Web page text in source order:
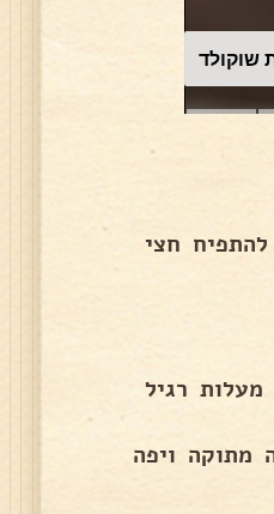
שוקולד
חצי
לעשות צורה להניח בתבנית על נייר אפיה , לחמם תנור על 200 מעלות רגיל
מתוקה ויפה